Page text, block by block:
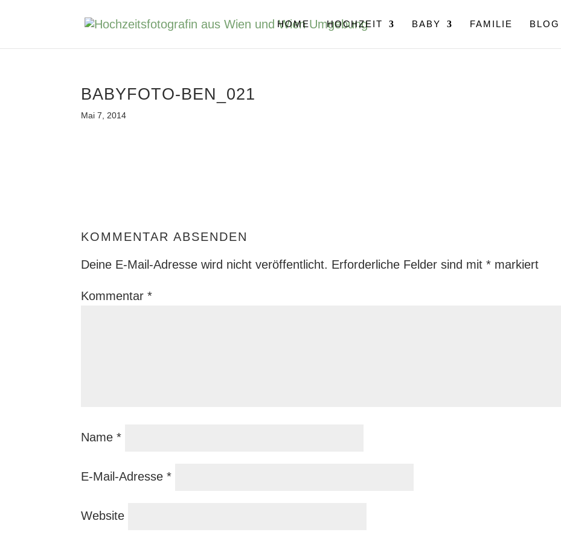
HOME HOCHZEIT BABY FAMILIE BLOG
BABYFOTO-BEN_021
Mai 7, 2014
KOMMENTAR ABSENDEN
Deine E-Mail-Adresse wird nicht veröffentlicht. Erforderliche Felder sind mit* markiert
Kommentar*
Name*
E-Mail-Adresse*
Website